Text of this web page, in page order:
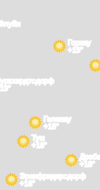
Тум
+18°
Эренфридерсдорф
+18°
Геленау
+18°
Горнау
+19°
+18°